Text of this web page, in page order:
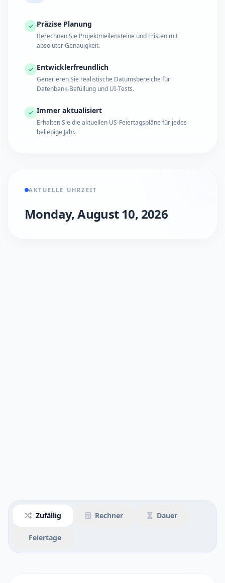
Präzise Planung
Berechnen Sie Projektmeilensteine und Fristen mit
absoluter Genauigkeit.
Entwicklerfreundlich
Generieren Sie realistische Datumsbereiche für
Datenbank-Befüllung und UI-Tests.
Immer aktualisiert
Erhalten Sie die aktuellen US-Feiertagspläne für jedes
beliebige Jahr.
AKTUELLE UHRZEIT
Monday, August 10, 2026
Zufällig Rechner Dauer
Feiertage